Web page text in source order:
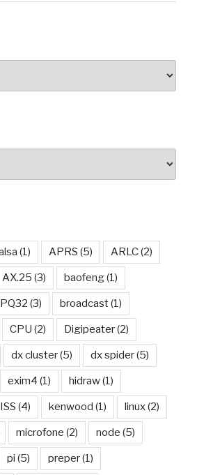
(1) APRS (5) ARLC(2)
AX.25 (3) baofeng(1)
(3) broadcast(1)
CPU (2) Digipeater(2)
dx cluster(5) dx spider(5)
exim4 (1) hidraw(1)
ISS (4) kenwood (1) linux(2)
microfone (2) node (5)
pi (5) preper(1)